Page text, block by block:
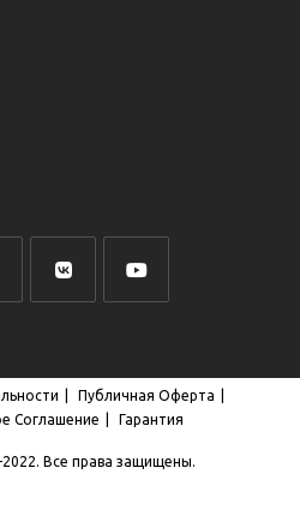
новой
вкладке
новой
вкладке
Публичная Оферта
Соглашение
Гарантия
Все права защищены.